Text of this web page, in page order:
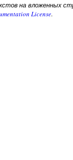
на вложенных
License.